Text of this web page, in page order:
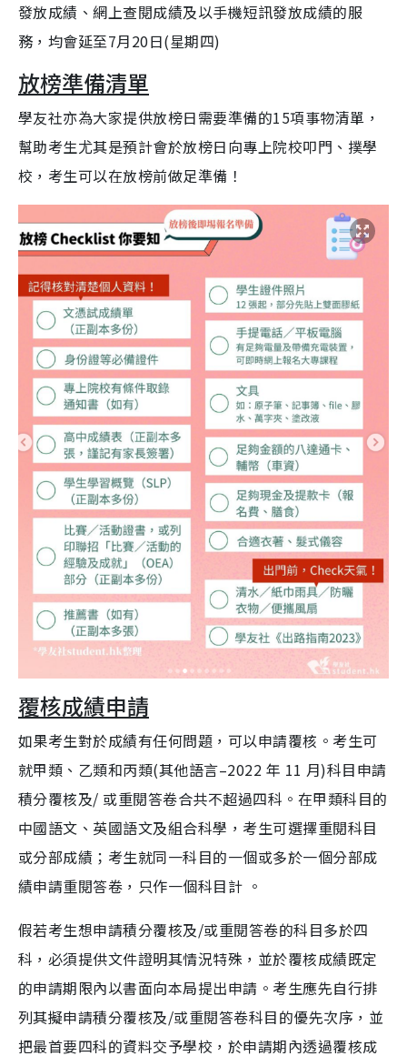
發放成績、網上查閱成績及以手機短訊發放成績的服
務，均會延至7月20日(星期四)
放榜準備清單
學友社亦為大家提供放榜日需要準備的15項事物清單，
幫助考生尤其是預計會於放榜日向專上院校叩門、撲學
校，考生可以在放榜前做足準備！
覆核成績申請
如果考生對於成績有任何問題，可以申請覆核。考生可
就甲類、乙類和丙類(其他語言–2022 年 11 月)科目申請
積分覆核及/ 或重閱答卷合共不超過四科。在甲類科目的
中國語文、英國語文及組合科學，考生可選擇重閱科目
或分部成績；考生就同一科目的一個或多於一個分部成
績申請重閱答卷，只作一個科目計 。
假若考生想申請積分覆核及/或重閱答卷的科目多於四
科，必須提供文件證明其情況特殊，並於覆核成績既定
的申請期限內以書面向本局提出申請。考生應先自行排
列其擬申請積分覆核及/或重閱答卷科目的優先次序，並
把最首要四科的資料交予學校，於申請期內透過覆核成